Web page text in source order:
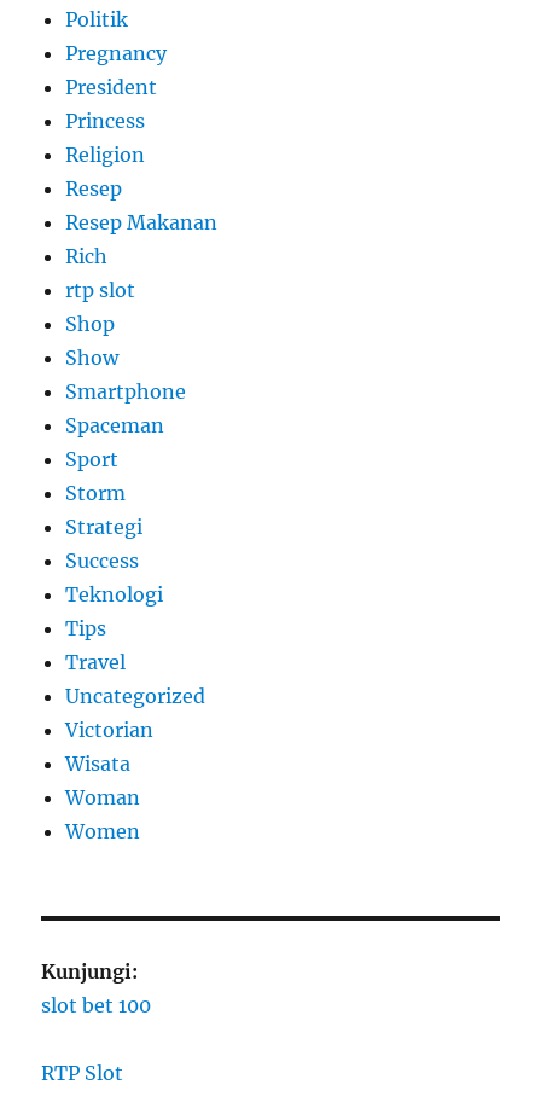
Politik
Pregnancy
President
Princess
Religion
Resep
Resep Makanan
Rich
rtp slot
Shop
Show
Smartphone
Spaceman
Sport
Storm
Strategi
Success
Teknologi
Tips
Travel
Uncategorized
Victorian
Wisata
Woman
Women
Kunjungi:
slot bet 100
RTP Slot